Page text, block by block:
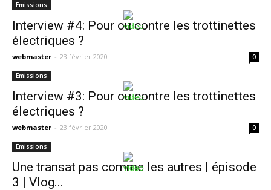
Emissions
Interview #4: Pour ou contre les trottinettes
électriques ?
webmaster - 23 février 2020 0
Emissions
Interview #3: Pour ou contre les trottinettes
électriques ?
webmaster - 23 février 2020 0
Emissions
Une transat pas comme les autres | épisode
3 | Vlog...